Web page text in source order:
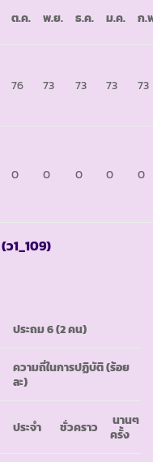
ต.ค. พ.ย. ธ.ค. ม.ค. ก.
76 73 73 73 73
0 0 0 0 0
(ว1_109)
ประถม6 (2 คน)
ความถี่ในการปฏิบัติ(ร้อย
ละ)
ประจำ ชั่วคราว
นานๆ
ครั้ง